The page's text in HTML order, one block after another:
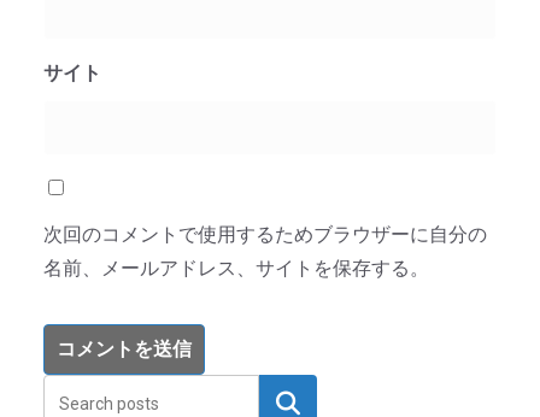
サイト
次回のコメントで使用するためブラウザーに自分の
名前、メールアドレス、サイトを保存する。
検索